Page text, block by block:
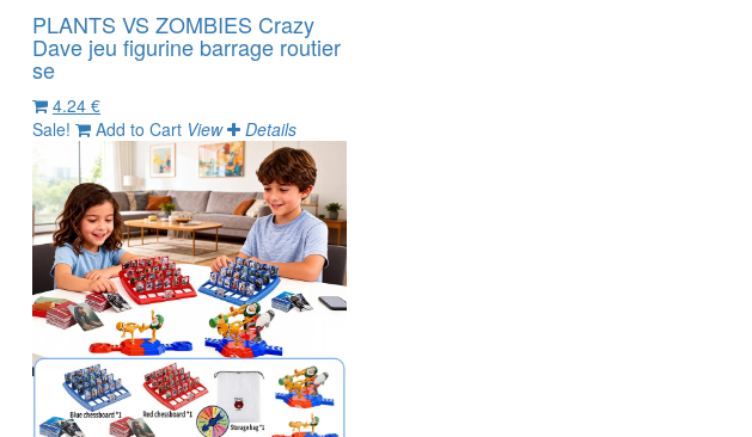
PLANTS VS ZOMBIES Crazy
Dave jeu figurine barrage routier
se
4.24 €
Sale! Add to Cart View Details